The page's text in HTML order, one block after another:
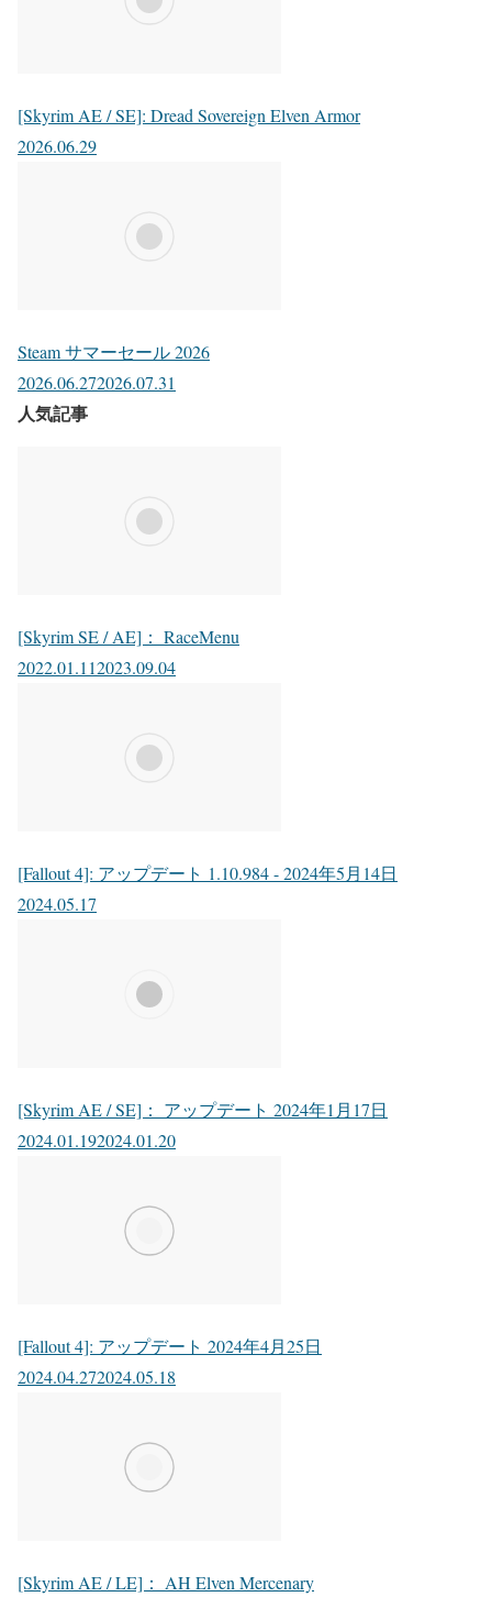
[Skyrim AE / SE]: Dread Sovereign Elven Armor
2026.06.29
Steam サマーセール 2026
2026.06.272026.07.31
人気記事
[Skyrim SE / AE]： RaceMenu
2022.01.112023.09.04
[Fallout 4]: アップデート 1.10.984 - 2024年5月14日
2024.05.17
[Skyrim AE / SE]： アップデート 2024年1月17日
2024.01.192024.01.20
[Fallout 4]: アップデート 2024年4月25日
2024.04.272024.05.18
[Skyrim AE / LE]： AH Elven Mercenary